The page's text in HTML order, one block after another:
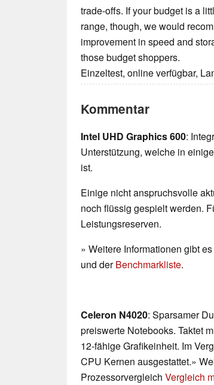
trade-offs. If your budget is a
range, though, we would
improvement in speed and
those budget shoppers.
Einzeltest, online verfügbar,
Kommentar
Intel UHD Graphics 600:
Unterstützung, welche in
ist.
Einige nicht anspruchsvolle
noch flüssig gespielt werden.
Leistungsreserven.
» Weitere Informationen gibt
und derBenchmarkliste.
Celeron N4020: Sparsamer
preiswerte Notebooks. Taktet
12-fähige Grafikeinheit. Im
CPU Kernen ausgestattet.»
Prozessorvergleich Vergleich